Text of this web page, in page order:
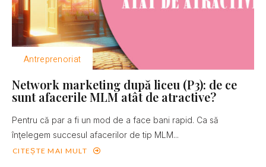
Antreprenoriat
Network marketing după liceu (P3): de ce
sunt afacerile MLM atât de atractive?
Pentru că par a fi un mod de a face bani rapid. Ca să
înţelegem succesul afacerilor de tip MLM...
CITEȘTE MAI MULT